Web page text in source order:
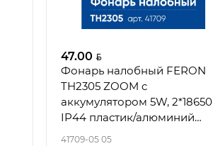
47.00
Фонарь налобный FERON
TH2305 ZOOM c
аккумулятором 5W, 2*18650
IP44 пластик/алюминий
41709
41709-05 05